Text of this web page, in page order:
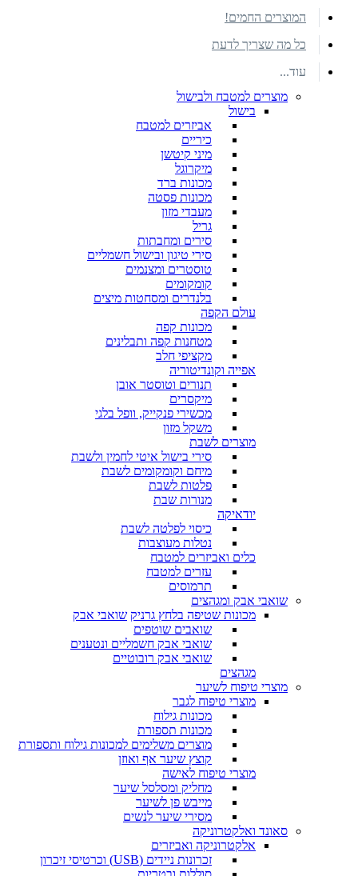
המוצרים החמים!
כל מה שצריך לדעת
עוד...
מוצרים למטבח ולבישול
בישול
אביזרים למטבח
כיריים
מיני קיטשן
מיקרוגל
מכונות ברד
מכונות פסטה
מעבדי מזון
גריל
סירים ומחבתות
סירי טיגון ובישול חשמליים
טוסטרים ומצנמים
קומקומים
בלנדרים ומסחטות מיצים
עולם הקפה
מכונות קפה
מטחנות קפה ותבלינים
מקציפי חלב
אפייה וקונדיטוריה
תנורים וטוסטר אובן
מיקסרים
מכשירי פנקייק, וופל בלגי
משקל מזון
מוצרים לשבת
סירי בישול איטי לחמין ולשבת
מיחם וקומקומים לשבת
פלטות לשבת
מנורות שבת
יודאיקה
כיסוי לפלטה לשבת
נטלות מעוצבות
כלים ואביזרים למטבח
עזרים למטבח
תרמוסים
שואבי אבק ומגהצים
מכונות שטיפה בלחץ גרניק שואבי אבק
שואבים שוטפים
שואבי אבק חשמליים ונטענים
שואבי אבק רובוטיים
מגהצים
מוצרי טיפוח לשיער
מוצרי טיפוח לגבר
מכונות גילוח
מכונות תספורת
מוצרים משלימים למכונות גילוח ותספורת
קוצץ שיער אף ואוזן
מוצרי טיפוח לאישה
מחליק ומסלסל שיער
מייבש פן לשיער
מסירי שיער לנשים
סאונד ואלקטרוניקה
אלקטרוניקה ואביזרים
זכרונות ניידים (USB) וכרטיסי זיכרון